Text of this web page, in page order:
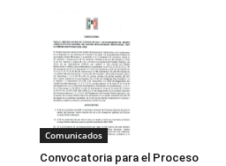
Comunicados
Convocatoria para el Proceso